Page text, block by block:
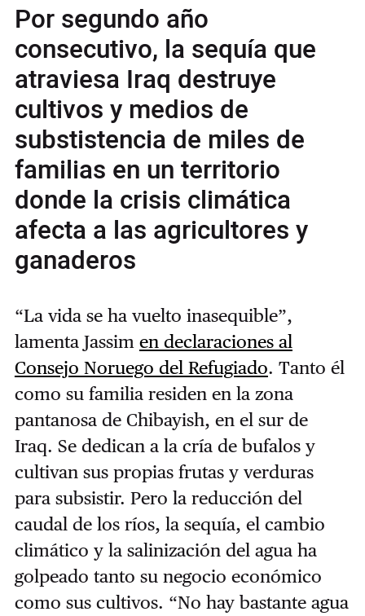
Por segundo año
consecutivo, la sequía que
atraviesa Iraq destruye
cultivos y medios de
substistencia de miles de
familias en un territorio
donde la crisis climática
afecta a las agricultores y
ganaderos
“La vida se ha vuelto inasequible”,
lamenta Jassim en declaraciones al
Consejo Noruego del Refugiado. Tanto él
como su familia residen en la zona
pantanosa de Chibayish, en el sur de
Iraq. Se dedican a la cría de bufalos y
cultivan sus propias frutas y verduras
para subsistir. Pero la reducción del
caudal de los ríos, la sequía, el cambio
climático y la salinización del agua ha
golpeado tanto su negocio económico
como sus cultivos. “No hay bastante agua